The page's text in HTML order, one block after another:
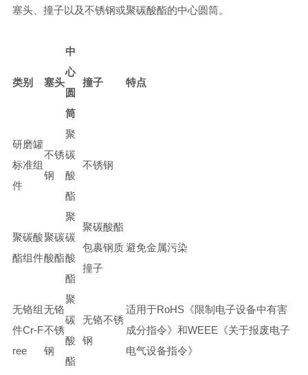
塞头、撞子以及不锈钢或聚碳酸酯的中心圆筒。
类别 塞头
中
心
圆
筒
撞子 特点
研磨罐
标准组
件
不锈
钢
聚
碳
酸
酯
不锈钢
聚碳酸
酯组件
聚碳
酸酯
聚
碳
酸
酯
聚碳酸酯
包裹钢质
撞子
避免金属污染
无铬组
件Cr-F
ree
无铬
不锈
钢
聚
碳
酸
酯
无铬不锈
钢
适用于RoHS《限制电子设备中有害
成分指令》和WEEE《关于报废电子
电气设备指令》